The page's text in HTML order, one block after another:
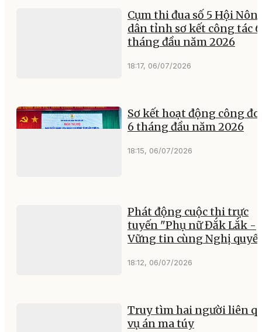
Cụm thi đua số 5 Hội
dân tỉnh sơ kết công tác 6
tháng đầu năm 2026
18:17, 06/07/2026
Sơ kết hoạt động công
6 tháng đầu năm 2026
18:15, 06/07/2026
Phát động cuộc thi trực
tuyến "Phụ nữ Đắk Lắk -
Vững tin cùng Nghị
18:12, 06/07/2026
Truy tìm hai người liên
vụ án ma túy